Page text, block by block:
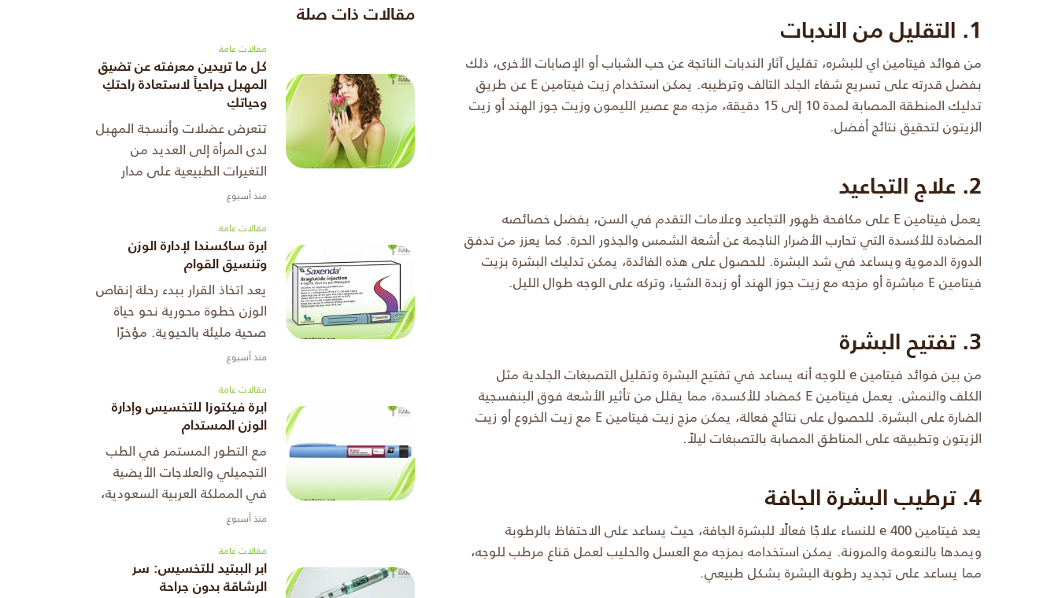
1. التقليل من الندبات
من فوائد فيتامين اي للبشره، تقليل آثار الندبات الناتجة عن حب الشباب أو الإصابات الأخرى، ذلك
بفضل قدرته على تسريع شفاء الجلد التالف وترطيبه. يمكن استخدام زيت فيتامين E عن طريق
تدليك المنطقة المصابة لمدة 10 إلى 15 دقيقة، مزجه مع عصير الليمون وزيت جوز الهند أو زيت
الزيتون لتحقيق نتائج أفضل.
2. علاج التجاعيد
يعمل فيتامين E على مكافحة ظهور التجاعيد وعلامات التقدم في السن، بفضل خصائصه
المضادة للأكسدة التي تحارب الأضرار الناجمة عن أشعة الشمس والجذور الحرة. كما يعزز من تدفق
الدورة الدموية ويساعد في شد البشرة. للحصول على هذه الفائدة، يمكن تدليك البشرة بزيت
فيتامين E مباشرة أو مزجه مع زيت جوز الهند أو زبدة الشيا، وتركه على الوجه طوال الليل.
3. تفتيح البشرة
من بين فوائد فيتامين e للوجه أنه يساعد في تفتيح البشرة وتقليل التصبغات الجلدية مثل
الكلف والنمش. يعمل فيتامين E كمضاد للأكسدة، مما يقلل من تأثير الأشعة فوق البنفسجية
الضارة على البشرة. للحصول على نتائج فعالة، يمكن مزج زيت فيتامين E مع زيت الخروع أو زيت
الزيتون وتطبيقه على المناطق المصابة بالتصبغات ليلاً.
4. ترطيب البشرة الجافة
يعد فيتامين e 400 للنساء علاجًا فعالًا للبشرة الجافة، حيث يساعد على الاحتفاظ بالرطوبة
ويمدها بالنعومة والمرونة. يمكن استخدامه بمزجه مع العسل والحليب لعمل قناع مرطب للوجه،
مما يساعد على تجديد رطوبة البشرة بشكل طبيعي.
مقالات ذات صلة
مقالات عامة
كل ما تريدين معرفته عن تضيق
المهبل جراحياً لاستعادة راحتكِ
وحياتكِ
تتعرض عضلات وأنسجة المهبل
لدى المرأة إلى العديد من
التغيرات الطبيعية على مدار
مراحل حياتها المختلفة، ويعد
أبرز العوامل التي تؤدي إلى تم
...
منذ أسبوع
مقالات عامة
ابرة ساكسندا لإدارة الوزن
وتنسيق القوام
يعد اتخاذ القرار ببدء رحلة إنقاص
الوزن خطوة محورية نحو حياة
صحية مليئة بالحيوية. مؤخرًا
أحدثت العلاجات الهرمونية
المقال داخل المملكة. من ...
منذ أسبوع
مقالات عامة
ابرة فيكتوزا للتخسيس وإدارة
الوزن المستدام
مع التطور المستمر في الطب
التجميلي والعلاجات الأيضية
في المملكة العربية السعودية،
أصبحت البدائل الغير جراحية
الأول لمن يبحث عن الأمان وا
...
منذ أسبوع
مقالات عامة
ابر الببتيد للتخسيس: سر
الرشاقة بدون جراحة